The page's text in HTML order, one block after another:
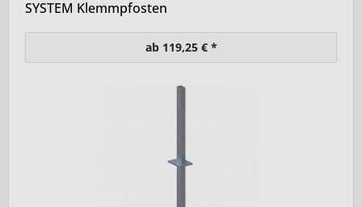
SYSTEM Klemmpfosten
ab 119,25 € *